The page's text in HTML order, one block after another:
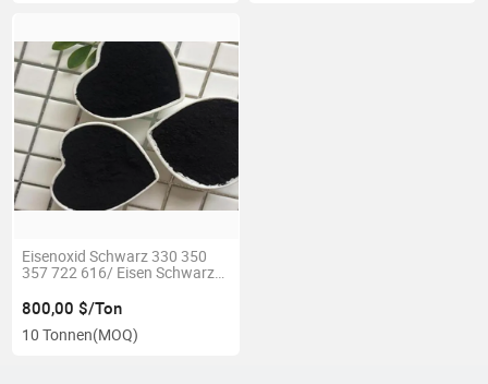
Eisenoxid Schwarz 330 350
357 722 616/ Eisen Schwarz
Pigment
800,00 $/Ton
10 Tonnen(MOQ)